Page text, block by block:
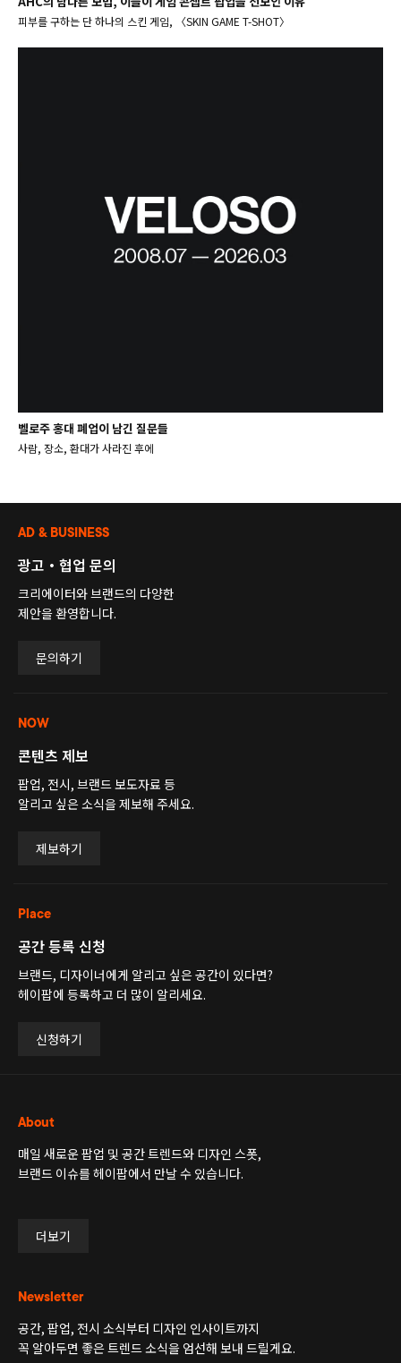
피부를 구하는 단 하나의 스킨 게임, 〈SKIN GAME T-SHOT〉
벨로주 홍대 폐업이 남긴 질문들
사람, 장소, 환대가 사라진 후에
AD & BUSINESS
광고・협업 문의
크리에이터와 브랜드의 다양한
제안을 환영합니다.
문의하기
NOW
콘텐츠 제보
팝업, 전시, 브랜드 보도자료 등
알리고 싶은 소식을 제보해 주세요.
제보하기
Place
공간 등록 신청
브랜드, 디자이너에게 알리고 싶은 공간이 있다면?
헤이팝에 등록하고 더 많이 알리세요.
신청하기
About
매일 새로운 팝업 및 공간 트렌드와 디자인 스폿,
브랜드 이슈를 헤이팝에서 만날 수 있습니다.
더보기
Newsletter
공간, 팝업, 전시 소식부터 디자인 인사이트까지
꼭 알아두면 좋은 트렌드 소식을 엄선해 보내 드릴게요.